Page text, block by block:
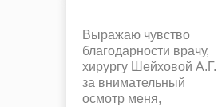
Выражаю чувство
благодарности врачу,
хирургу Шейховой А.Г.
за внимательный
осмотр меня,